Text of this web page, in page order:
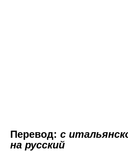
Перевод: с
на русский